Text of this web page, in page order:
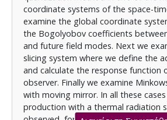
coordinate systems of the space-
examine the global coordinate
the Bogolyobov coefficients
and future field modes. Next we
slicing system where we define the
and calculate the response function
observer. Finally we examine
with moving mirror. In all these
production with a thermal radiation